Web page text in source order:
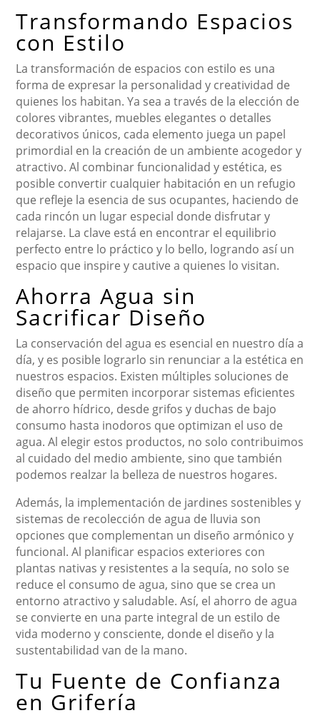
Transformando Espacios
con Estilo
La transformación de espacios con estilo es una
forma de expresar la personalidad y creatividad de
quienes los habitan. Ya sea a través de la elección de
colores vibrantes, muebles elegantes o detalles
decorativos únicos, cada elemento juega un papel
primordial en la creación de un ambiente acogedor y
atractivo. Al combinar funcionalidad y estética, es
posible convertir cualquier habitación en un refugio
que refleje la esencia de sus ocupantes, haciendo de
cada rincón un lugar especial donde disfrutar y
relajarse. La clave está en encontrar el equilibrio
perfecto entre lo práctico y lo bello, logrando así un
espacio que inspire y cautive a quienes lo visitan.
Ahorra Agua sin
Sacrificar Diseño
La conservación del agua es esencial en nuestro día a
día, y es posible lograrlo sin renunciar a la estética en
nuestros espacios. Existen múltiples soluciones de
diseño que permiten incorporar sistemas eficientes
de ahorro hídrico, desde grifos y duchas de bajo
consumo hasta inodoros que optimizan el uso de
agua. Al elegir estos productos, no solo contribuimos
al cuidado del medio ambiente, sino que también
podemos realzar la belleza de nuestros hogares.
Además, la implementación de jardines sostenibles y
sistemas de recolección de agua de lluvia son
opciones que complementan un diseño armónico y
funcional. Al planificar espacios exteriores con
plantas nativas y resistentes a la sequía, no solo se
reduce el consumo de agua, sino que se crea un
entorno atractivo y saludable. Así, el ahorro de agua
se convierte en una parte integral de un estilo de
vida moderno y consciente, donde el diseño y la
sustentabilidad van de la mano.
Tu Fuente de Confianza
en Grifería